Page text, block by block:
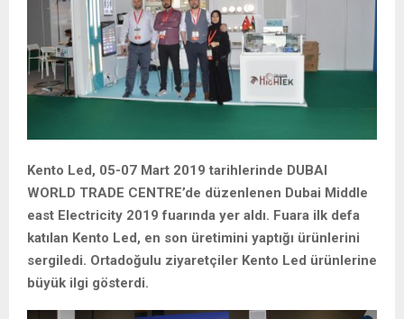
Kento Led, 05-07 Mart 2019 tarihlerinde DUBAI
WORLD TRADE CENTRE’de düzenlenen Dubai Middle
east Electricity 2019 fuarında yer aldı. Fuara ilk defa
katılan Kento Led, en son üretimini yaptığı ürünlerini
sergiledi. Ortadoğulu ziyaretçiler Kento Led ürünlerine
büyük ilgi gösterdi.